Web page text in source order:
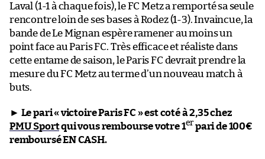
Laval (1-1 à chaque fois), le FC Metz a remporté sa seule
rencontre loin de ses bases à Rodez (1-3). Invaincue, la
bande de Le Mignan espère ramener au moins un
point face au Paris FC. Très efficace et réaliste dans
cette entame de saison, le Paris FC devrait prendre la
mesure du FC Metz au terme d’un nouveau match à
buts.
► Le pari « victoire Paris FC » est coté à 2,35 chez
PMU Sportqui vous rembourse votre 1er pari de 100€
remboursé EN CASH.